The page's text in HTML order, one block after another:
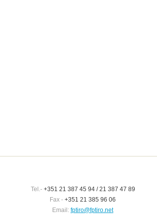
Tel.-+351 21 387 45 94 / 21 387 47 89
Fax - +351 21 385 96 06
Email: fptiro@fptiro.net